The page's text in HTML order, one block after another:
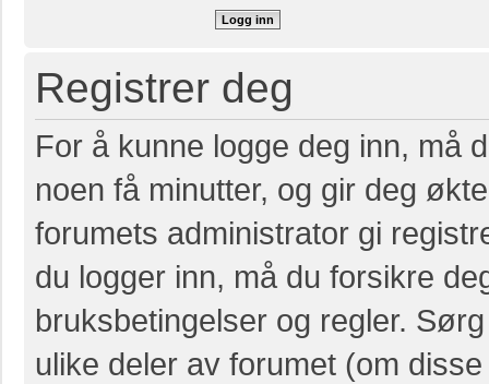
Registrer deg
For å kunne logge deg inn, må
noen få minutter, og gir deg
forumets administrator gi
du logger inn, må du forsikre
bruksbetingelser og regler.
ulike deler av forumet (om